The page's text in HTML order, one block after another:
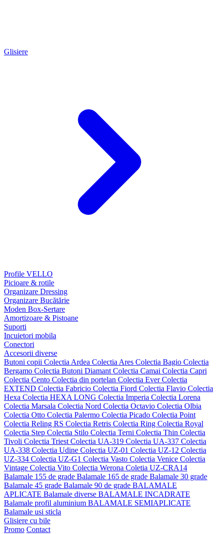
Glisiere
Profile VELLO
Picioare & rotile
Organizare Dressing
Organizare Bucătărie
Moden Box-Sertare
Amortizoare & Pistoane
Suporti
Incuietori mobila
Conectori
Accesorii diverse
Butoni copii Colectia Ardea Colectia Ares Colectia Bagio Colectia
Bergamo Colectia Butoni Diamant Colectia Camai Colectia Capri
Colectia Cento Colectia din portelan Colectia EverColectia
EXTEND Colectia Fabricio Colectia Fiord Colectia Flavio Colectia
Hexa Colectia HEXA LONG Colectia Imperia Colectia Lorena
Colectia Marsala Colectia Nord Colectia Octavio Colectia Olbia
Colectia Otto Colectia Palermo Colectia Picado Colectia Point
Colectia Reling RS Colectia Retris Colectia Ring Colectia Royal
Colectia Step Colectia Stilo Colectia Terni Colectia Thin Colectia
Tivoli Colectia Triest Colectia UA-319 Colectia UA-337 Colectia
UA-338 Colectia Udine Colectia UZ-01 Colectia UZ-12 Colectia
UZ-334 Colectia UZ-G1 Colectia Vasto Colectia Venice Colectia
Vintage Colectia Vito Colectia Werona Coletia UZ-CRA14
Balamale 155 de grade Balamale 165 de grade Balamale 30 grade
Balamale 45 grade Balamale 90 de grade BALAMALE
APLICATE Balamale diverse BALAMALE INCADRATE
Balamale profil aluminium BALAMALE SEMIAPLICATE
Balamale usi sticla
Glisiere cu bile
Promo Contact